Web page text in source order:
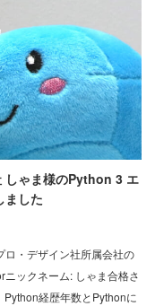
ゃま様のPython 3 エ
ました
・デザイン社所属会社の
ックネーム: しゃま合格さ
経歴年数とPythonに